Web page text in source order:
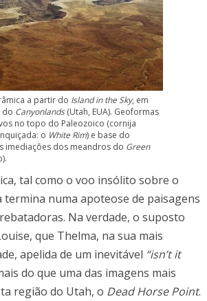
a partir do Island in the Sky, em
do Canyonlands(Utah, EUA). Geoformas
no topo do Paleozoico (cornija
o White Rim) e base do
imediações dos meandros do Green
tal como o voo insólito sobre o
termina numa apoteose de paisagens
Na verdade, o suposto
que Thelma, na sua mais
apelida de um inevitável “isn’t it
do que uma das imagens mais
região do Utah, o Dead Horse Point.